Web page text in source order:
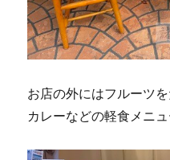
お店の外にはフルーツ
カレーなどの軽食メニ